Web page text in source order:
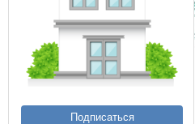
Подписаться